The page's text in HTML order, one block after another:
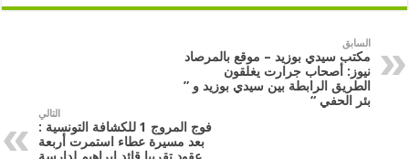
السابق
مكتب سيدي بوزيد – موقع بالمرصاد
نيوز: أصحاب جرارت يغلقون
الطريق الرابطة بين سيدي بوزيد و ”
بئر الحفي “
التالي
فوج المروج 1 للكشافة التونسية :
بعد مسيرة عطاء استمرت أربعة